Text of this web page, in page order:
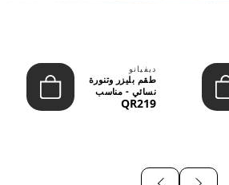
ديفيانو
طقم بليزر وتنورة
نسائي - مناسب
للعمل الرسمي
QR219